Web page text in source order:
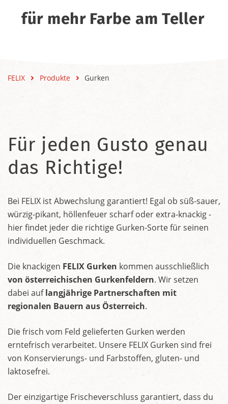
für mehr Farbe am Teller
FELIX Produkte Gurken
Für jeden Gusto genau
das Richtige!
Bei FELIX ist Abwechslung garantiert! Egal ob süß-sauer,
würzig-pikant, höllenfeuer scharf oder extra-knackig -
hier findet jeder die richtige Gurken-Sorte für seinen
individuellen Geschmack.
Die knackigen FELIX Gurken kommen ausschließlich
von österreichischen Gurkenfeldern. Wir setzen
dabei auflangjährige Partnerschaften mit
regionalen Bauern aus Österreich.
Die frisch vom Feld gelieferten Gurken werden
erntefrisch verarbeitet. Unsere FELIX Gurken sind frei
von Konservierungs- und Farbstoffen, gluten- und
laktosefrei.
Der einzigartige Frischeverschluss garantiert, dass du